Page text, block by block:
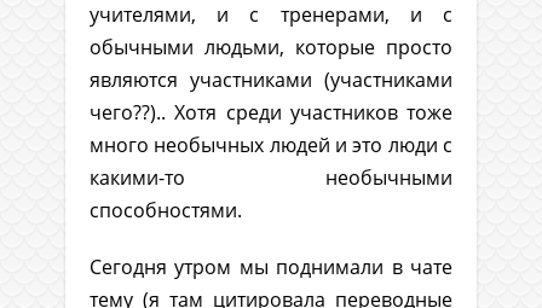
учителями, и с тренерами, и с
обычными людьми, которые просто
являются участниками (участниками
чего??).. Хотя среди участников тоже
много необычных людей и это люди с
какими-то необычными
способностями.
Сегодня утром мы поднимали в чате
тему (я там цитировала переводные